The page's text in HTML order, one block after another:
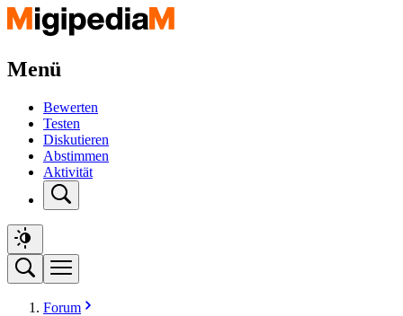
Menü
Bewerten
Testen
Diskutieren
Abstimmen
Aktivität
Forum